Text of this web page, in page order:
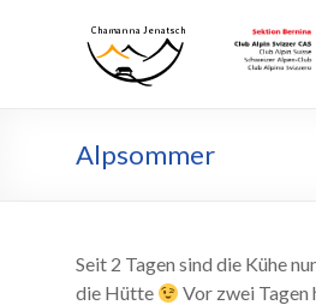
Chamanna
Jenatsch
Chamanna
Jenatsch
Alpsommer
Seit 2 Tagen sind die Kühe
die Hütte
Vor zwei Tagen